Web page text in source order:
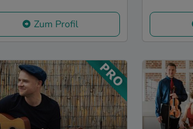
Zum Profil